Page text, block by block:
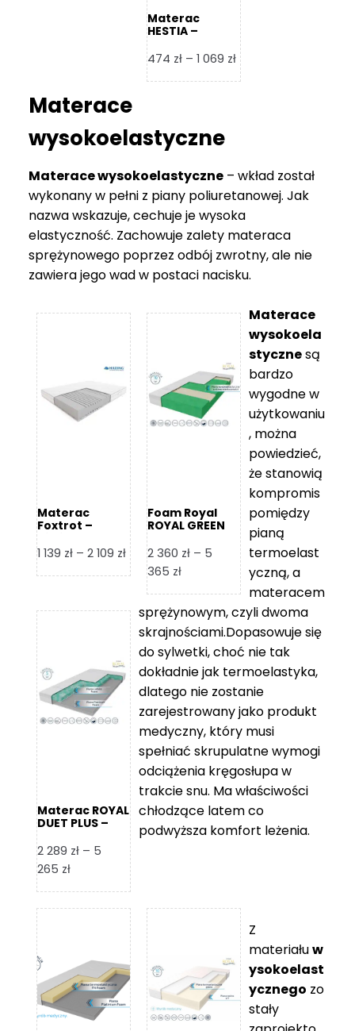
Materac
HESTIA –
474 zł – 1 069 złZakres
cen:
069 zł
Materace
wysokoelastyczne
Materace wysokoelastyczne – wkład został
wykonany w pełni z piany poliuretanowej. Jak
nazwa wskazuje, cechuje je wysoka
elastyczność. Zachowuje zalety materaca
sprężynowego poprzez odbój zwrotny, ale nie
zawiera jego wad w postaci nacisku.
Materac
Foxtrot –
1 139 zł – 2 109 złZakres
cen:
1
139 zł
do
2
109 zł
Foam Royal
ROYAL GREEN
piankowy
2 360 zł – 5
365 złZakres
od
2
360 zł
5
365 zł
Materac ROYAL
DUET PLUS –
2 289 zł – 5
265 złZakres
od
do
5
265 zł
Materace
wysokoela
stycznesą
bardzo
wygodne w
użytkowaniu
, można
powiedzieć,
że stanowią
kompromis
pomiędzy
pianą
termoelast
yczną, a
materacem
sprężynowym, czyli dwoma
skrajnościami.Dopasowuje się
do sylwetki, choć nie tak
dokładnie jak termoelastyka,
dlatego nie zostanie
zarejestrowany jako produkt
medyczny, który musi
spełniać skrupulatne wymogi
odciążenia kręgosłupa w
trakcie snu. Ma właściwości
chłodzące latem co
podwyższa komfort leżenia.
Z
materiałuw
ysokoelast
ycznego zo
stały